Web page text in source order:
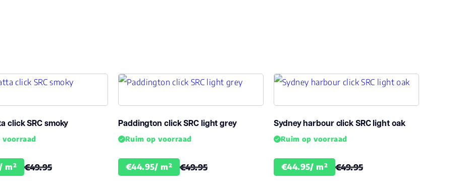
Geluidsdempend Ja
Montage Click PVC
Garantie
Woongebruik
click SRC smoky
voorraad
m² €49.95
Paddington click SRC light grey
Ruim op voorraad
€44.95/ m² €49.95
Sydney harbour click SRC light oak
Ruim op voorraad
€44.95/ m² €49.95